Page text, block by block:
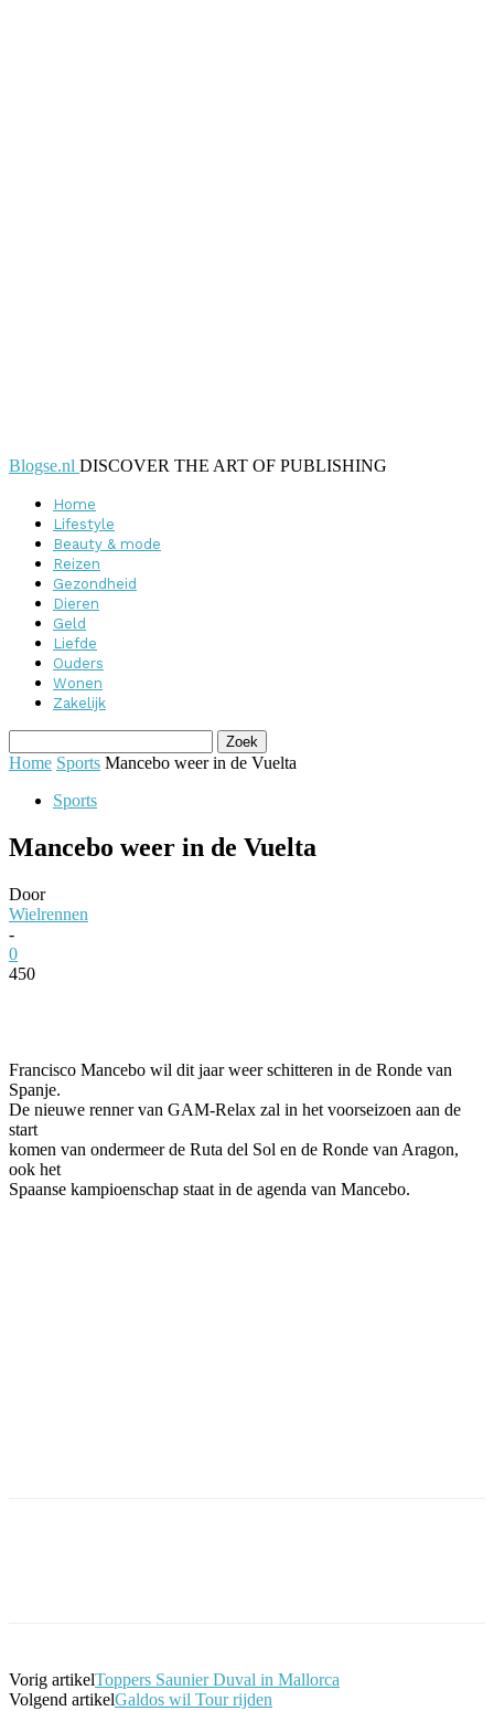
Blogse.nl DISCOVER THE ART OF PUBLISHING
Home
Lifestyle
Beauty & mode
Reizen
Gezondheid
Dieren
Geld
Liefde
Ouders
Wonen
Zakelijk
Home Sports Mancebo weer in de Vuelta
Sports
Mancebo weer in de Vuelta
Door
Wielrennen
-
0
450
Francisco Mancebo wil dit jaar weer schitteren in de Ronde van
Spanje.
De nieuwe renner van GAM-Relax zal in het voorseizoen aan de
start
komen van ondermeer de Ruta del Sol en de Ronde van Aragon,
ook het
Spaanse kampioenschap staat in de agenda van Mancebo.
Vorig artikelToppers Saunier Duval in Mallorca
Volgend artikelGaldos wil Tour rijden